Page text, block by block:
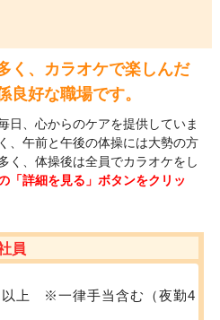
く、カラオケで楽しんだ
良好な職場です。
日、心からのケアを提供していま
、午前と午後の体操には大勢の方
く、体操後は全員でカラオケをし
詳細を見る」ボタンをクリッ
員
以上 ※一律手当含む（夜勤4